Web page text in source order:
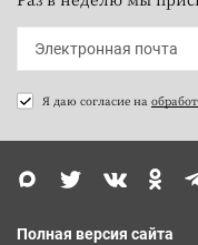
Я даю согласие на
Полная версия сайта